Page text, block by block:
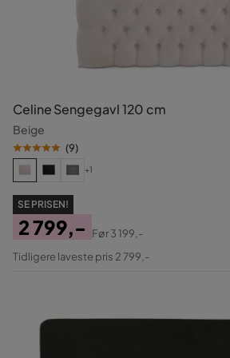
Celine Sengegavl 120 cm
Beige
(9)
+1
SE PRISEN!
Pris
2 799,-
Original
Før3 199,-
Tidligere laveste pris 2 799,-